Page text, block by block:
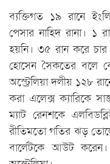
ব্যক্তিগত ১৯ রানে
পেসার নাহিদ রানা। ১
হয়নি। ৩৫ রান করে
হোসেন সৈকতের বলে
অস্ট্রেলিয়া দলীয় ১২৮
করা এলেক্স ক্যারিকে
ম্যাট রেনশকে
রীতিমতো গতির ঝড়
বার্লেটকে আউট